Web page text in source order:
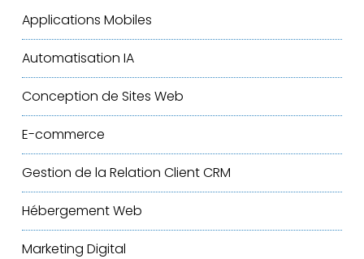
Applications Mobiles
Automatisation IA
Conception de Sites Web
E-commerce
Gestion de la Relation ClientCRM
Hébergement Web
Marketing Digital